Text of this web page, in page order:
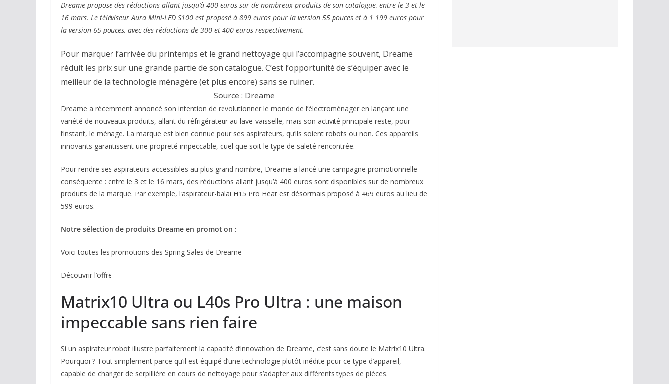
Dreame propose des réductions allant jusqu’à 400 euros sur de nombreux produits de son catalogue, entre le 3 et le
16 mars. Le téléviseur Aura Mini-LED S100 est proposé à 899 euros pour la version 55 pouces et à 1 199 euros pour
la version 65 pouces, avec des réductions de 300 et 400 euros respectivement.
Pour marquer l’arrivée du printemps et le grand nettoyage qui l’accompagne souvent, Dreame
réduit les prix sur une grande partie de son catalogue. C’est l’opportunité de s’équiper avec le
meilleur de la technologie ménagère (et plus encore) sans se ruiner.
Source : Dreame
Dreame a récemment annoncé son intention de révolutionner le monde de l’électroménager en lançant une
variété de nouveaux produits, allant du réfrigérateur au lave-vaisselle, mais son activité principale reste, pour
l’instant, le ménage. La marque est bien connue pour ses aspirateurs, qu’ils soient robots ou non. Ces appareils
innovants garantissent une propreté impeccable, quel que soit le type de saleté rencontrée.
Pour rendre ses aspirateurs accessibles au plus grand nombre, Dreame a lancé une campagne promotionnelle
conséquente : entre le 3 et le 16 mars, des réductions allant jusqu’à 400 euros sont disponibles sur de nombreux
produits de la marque. Par exemple, l’aspirateur-balai H15 Pro Heat est désormais proposé à 469 euros au lieu de
599 euros.
Notre sélection de produits Dreame en promotion :
Voici toutes les promotions des Spring Sales de Dreame
Découvrir l’offre
Matrix10 Ultra ou L40s Pro Ultra : une maison
impeccable sans rien faire
Si un aspirateur robot illustre parfaitement la capacité d’innovation de Dreame, c’est sans doute le Matrix10 Ultra.
Pourquoi ? Tout simplement parce qu’il est équipé d’une technologie plutôt inédite pour ce type d’appareil,
capable de changer de serpillière en cours de nettoyage pour s’adapter aux différents types de pièces.